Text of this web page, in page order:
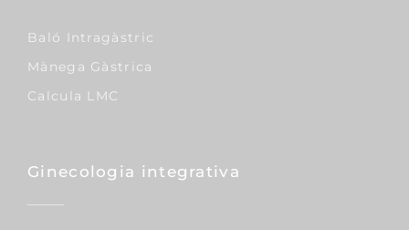
Baló Intragàstric
Mànega Gàstrica
Calcula LMC
Ginecologia integrativa